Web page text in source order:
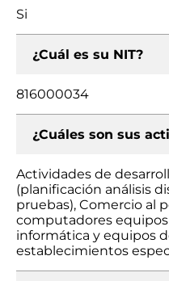
Si
¿Cuál es su NIT?
816000034
¿Cuáles son sus
Actividades de
(planificación análisis
pruebas), Comercio al
computadores
informática y equipos
establecimientos